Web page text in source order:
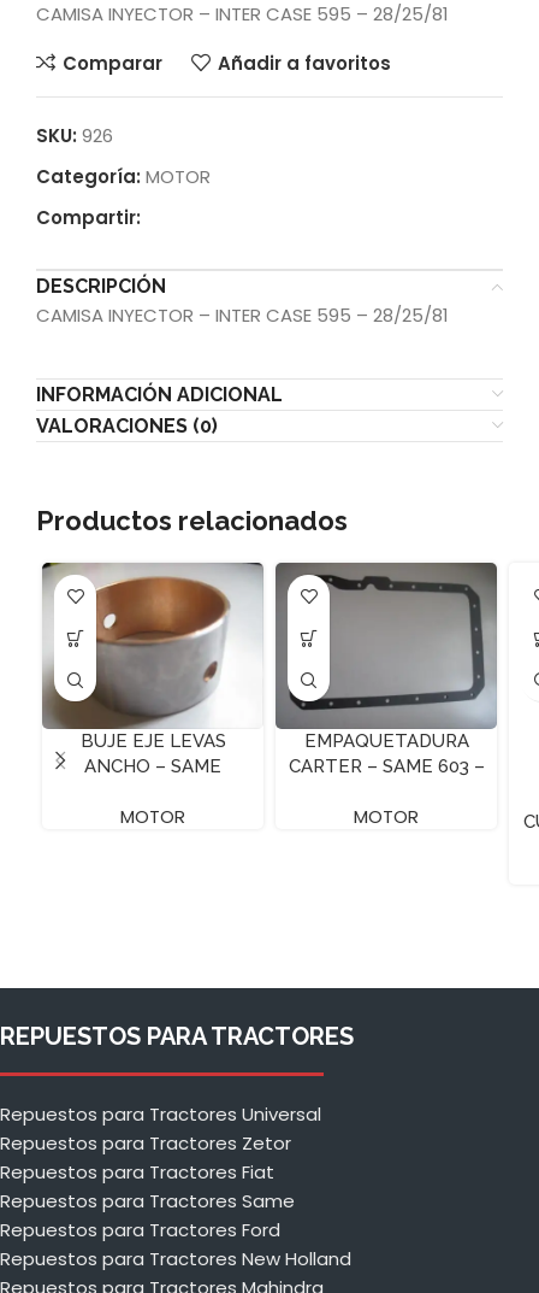
CAMISA INYECTOR – INTER CASE 595 – 28/25/81
Comparar
Añadir a favoritos
SKU: 926
Categoría: MOTOR
Compartir:
DESCRIPCIÓN
CAMISA INYECTOR – INTER CASE 595 – 28/25/81
INFORMACIÓN ADICIONAL
VALORACIONES (0)
Productos relacionados
BUJE EJE LEVAS
ANCHO – SAME
MOTOR
EMPAQUETADURA
CARTER – SAME 603 –
MOTOR
REPUESTOS PARA TRACTORES
Repuestos para Tractores Universal
Repuestos para Tractores Zetor
Repuestos para Tractores Fiat
Repuestos para Tractores Same
Repuestos para Tractores Ford
Repuestos para Tractores New Holland
Repuestos para Tractores Mahindra